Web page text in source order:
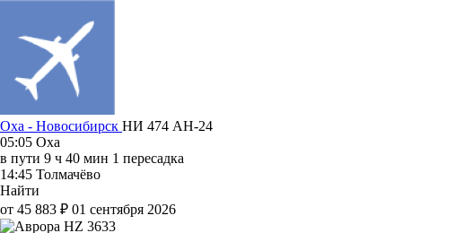
Оха - Новосибирск НИ 474 АН-24
05:05 Оха
в пути 9 ч 40 мин 1 пересадка
14:45 Толмачёво
Найти
от 45 883 ₽ 01 сентября 2026